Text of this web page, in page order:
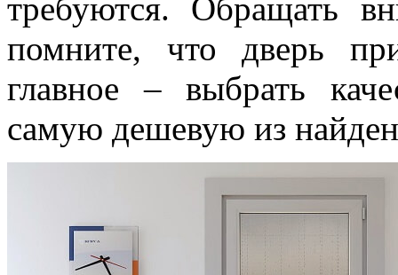
требуются. Обращать
помните, что дверь
главное – выбрать
самую дешевую из